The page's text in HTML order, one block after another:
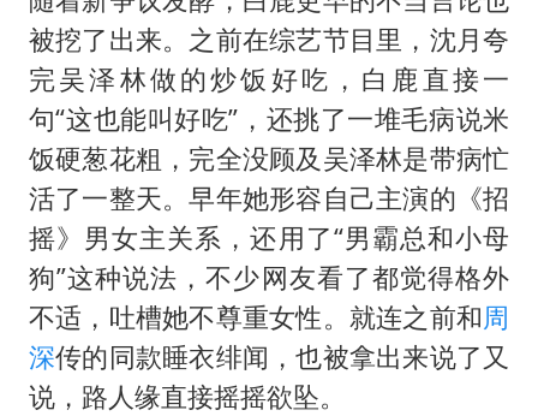
被挖了出来。之前在综艺节目里，沈月夸
完吴泽林做的炒饭好吃，白鹿直接一
句“这也能叫好吃”，还挑了一堆毛病说米
饭硬葱花粗，完全没顾及吴泽林是带病忙
活了一整天。早年她形容自己主演的《招
摇》男女主关系，还用了“男霸总和小母
狗”这种说法，不少网友看了都觉得格外
不适，吐槽她不尊重女性。就连之前和周
深传的同款睡衣绯闻，也被拿出来说了又
说，路人缘直接摇摇欲坠。